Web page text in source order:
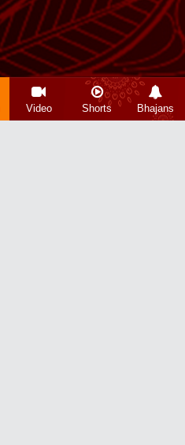
Video Shorts Bhajans